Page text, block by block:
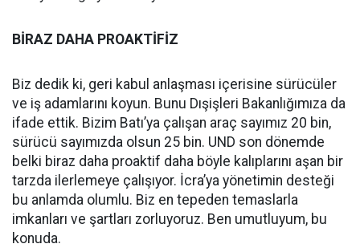
BİRAZ DAHA PROAKTİFİZ
Biz dedik ki, geri kabul anlaşması içerisine sürücüler
ve iş adamlarını koyun. Bunu Dışişleri Bakanlığımıza da
ifade ettik. Bizim Batı’ya çalışan araç sayımız 20 bin,
sürücü sayımızda olsun 25 bin. UND son dönemde
belki biraz daha proaktif daha böyle kalıplarını aşan bir
tarzda ilerlemeye çalışıyor. İcra’ya yönetimin desteği
bu anlamda olumlu. Biz en tepeden temaslarla
imkanları ve şartları zorluyoruz. Ben umutluyum, bu
konuda.